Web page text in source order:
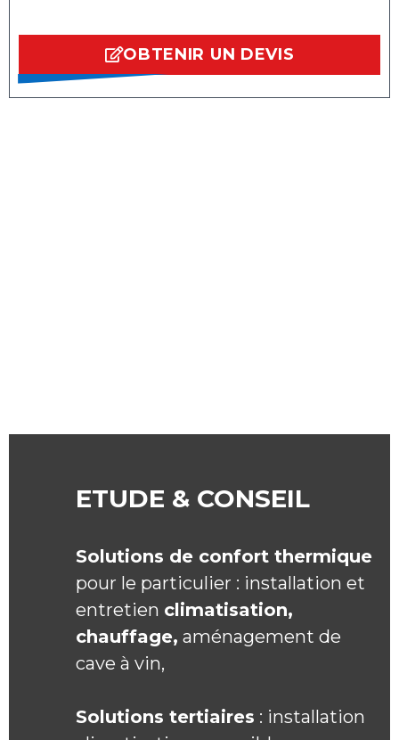
OBTENIR UN DEVIS
ETUDE & CONSEIL
Solutions de confort thermique
pour le particulier : installation et
entretien climatisation,
chauffage, aménagement de
cave à vin,
Solutions tertiaires : installation